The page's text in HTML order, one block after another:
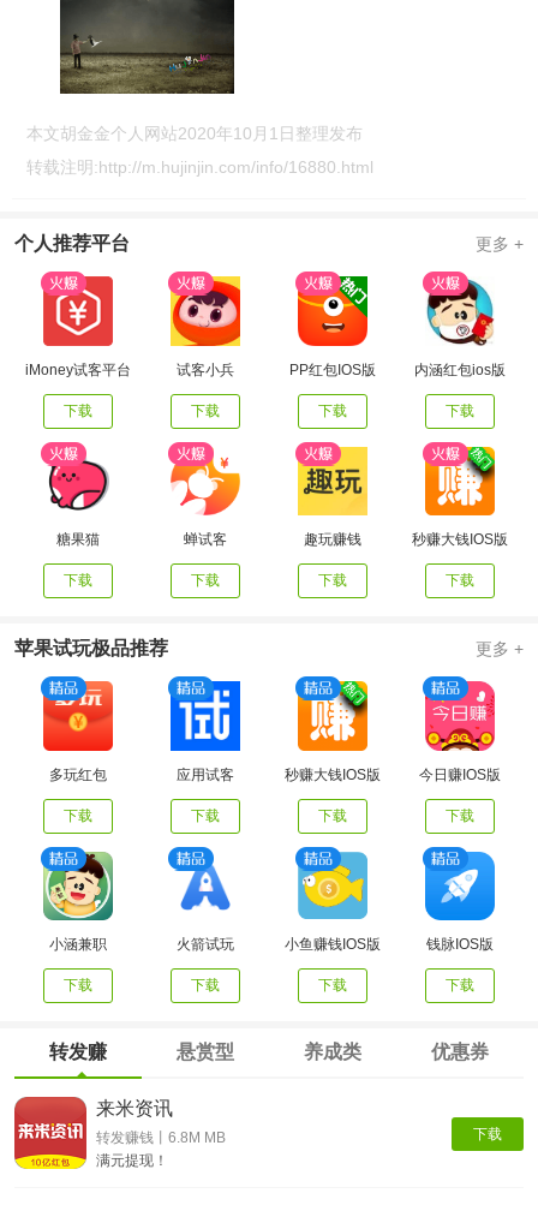
本文胡金金个人网站2020年10月1日整理发布
转载注明:http://m.hujinjin.com/info/16880.html
个人推荐平台 更多 +
iMoney试客平台
下载
试客小兵
下载
PP红包IOS版
下载
内涵红包ios版
下载
糖果猫
下载
蝉试客
下载
趣玩赚钱
下载
秒赚大钱IOS版
下载
苹果试玩极品推荐 更多 +
多玩红包
下载
应用试客
下载
秒赚大钱IOS版
下载
今日赚IOS版
下载
小涵兼职
下载
火箭试玩
下载
小鱼赚钱IOS版
下载
钱脉IOS版
下载
转发赚 悬赏型 养成类 优惠券
下载
来米资讯
转发赚钱丨6.8M MB
满元提现！